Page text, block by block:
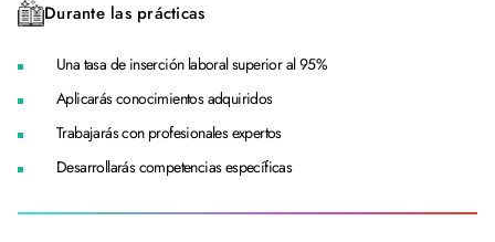
Durante las prácticas
Una tasa de inserción laboral superior al 95%
Aplicarás conocimientos adquiridos
Trabajarás con profesionales expertos
Desarrollarás competencias específicas